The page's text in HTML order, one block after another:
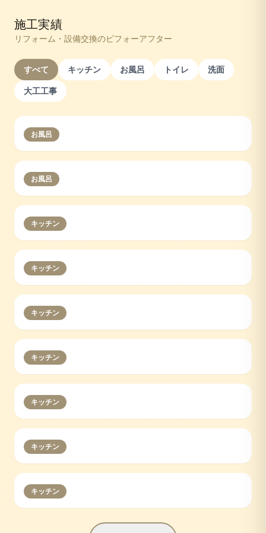
施工実績
リフォーム・設備交換のビフォーアフター
すべて キッチン お風呂 トイレ
洗面
大工工事
お風呂
お風呂
キッチン
キッチン
キッチン
キッチン
キッチン
キッチン
キッチン